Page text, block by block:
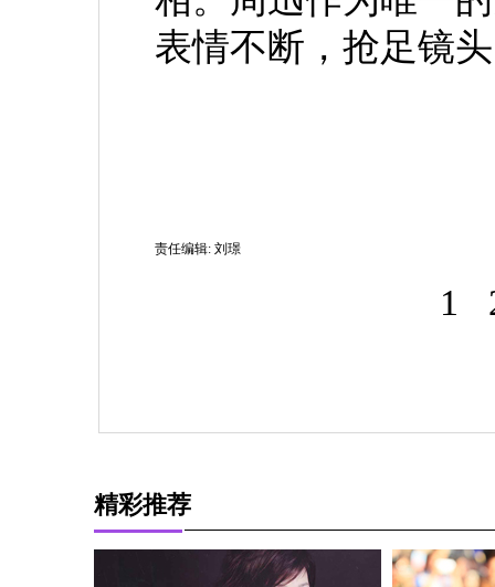
表情不断，抢足镜
责任编辑: 刘璟
1